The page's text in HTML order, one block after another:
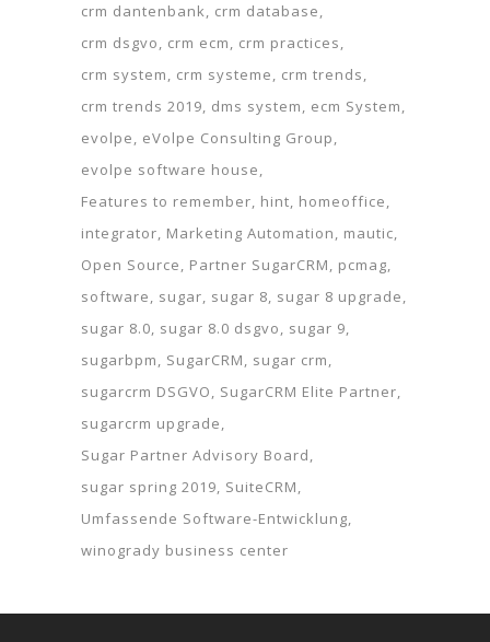
crm dantenbank crm database
crm dsgvo
crm ecm
crm practices
crm system
crm systeme
crm trends
crm trends 2019 dms system
ecm System
evolpe
eVolpe Consulting Group
evolpe software house
Features to remember hint homeoffice
integrator Marketing Automation
mautic
Open Source
Partner SugarCRM
pcmag
software
sugar sugar 8 sugar 8 upgrade
sugar 8.0 sugar 8.0 dsgvo
sugar 9
sugarbpm
SugarCRM
sugar crm
sugarcrm DSGVO
SugarCRM Elite Partner
sugarcrm upgrade
Sugar Partner Advisory Board
sugar spring 2019 SuiteCRM
Umfassende Software-Entwicklung
winogrady business center